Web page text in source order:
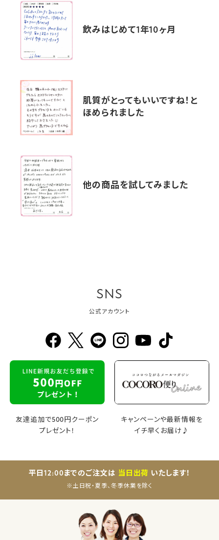
飲みはじめて1年10ヶ月
肌質がとってもいいですね！と
ほめられました
他の商品を試してみました
SNS
公式アカウント
友達追加で500円クーポン
プレゼント！
キャンペーンや最新情報を
イチ早くお届け♪
平日12:00までのご注文は 当日出荷 いたします！
※土日祝・夏季、冬季休業を除く